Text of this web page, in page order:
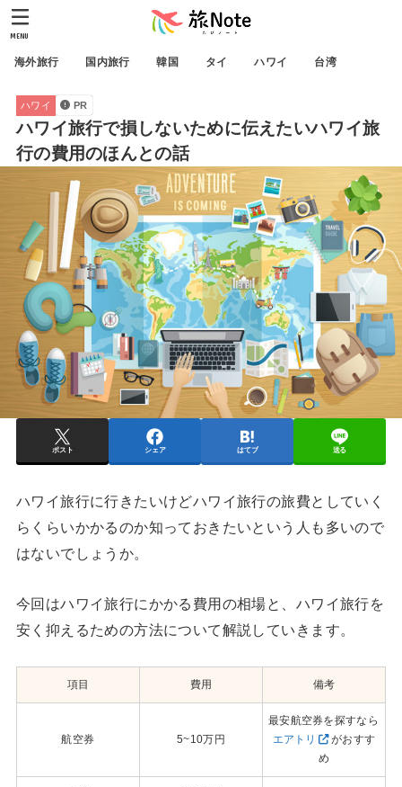
海外旅行 国内旅行 韓国 タイ ハワイ 台湾
MENU
ハワイ PR
ハワイ旅行で損しないために伝えたいハワイ旅
行の費用のほんとの話
ポスト シェア はてブ 送る
ハワイ旅行に行きたいけどハワイ旅行の旅費としていく
らくらいかかるのか知っておきたいという人も多いので
はないでしょうか。
今回はハワイ旅行にかかる費用の相場と、ハワイ旅行を
安く抑えるための方法について解説していきます。
項目 費用 備考
航空券 5~10万円
最安航空券を探すなら
エアトリ
がおすす
め